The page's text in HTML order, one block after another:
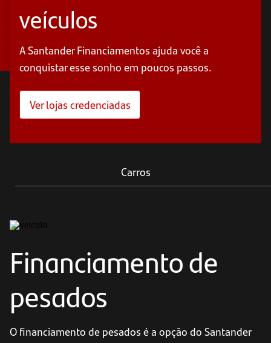
veículos
A Santander Financiamentos ajuda você a
conquistar esse sonho em poucos passos.
Ver lojas credenciadas
Carros
Financiamento de
pesados
O financiamento de pesados é a opção do Santander